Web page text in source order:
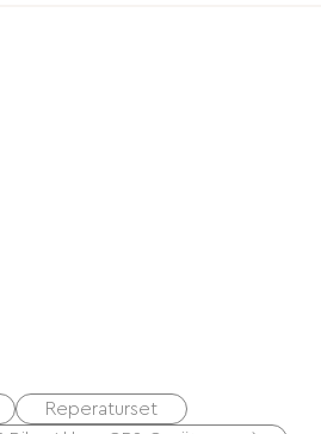
Reperaturset